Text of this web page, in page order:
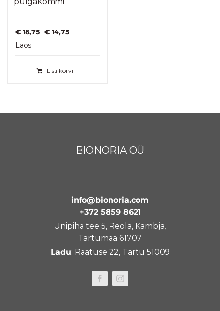
€18,75 Algne
€ 14,75Praegune
Laos
Lisa korvi
BIONORIA OÜ
info@bionoria.com
+372 5859 8621
Unipiha tee 5, Reola, Kambja,
Tartumaa 61707
Ladu: Raatuse 22, Tartu 51009